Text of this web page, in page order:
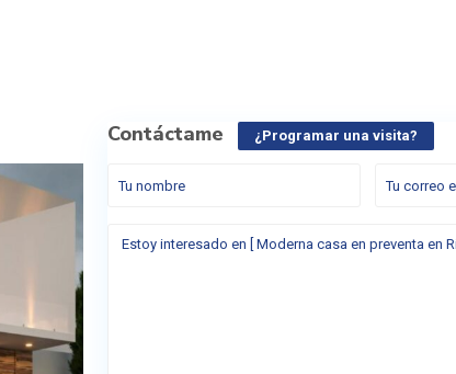
Contáctame ¿Programar una visita?